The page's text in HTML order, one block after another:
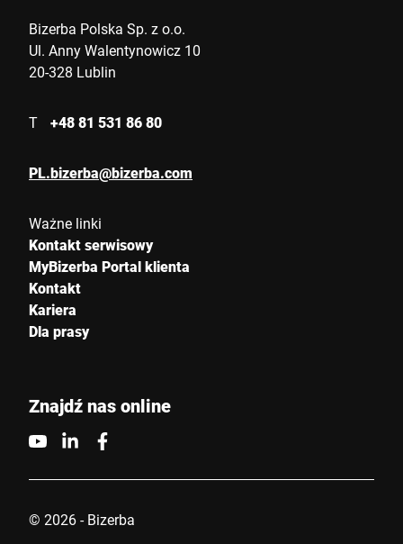
Bizerba Polska Sp. z o.o.
Ul. Anny Walentynowicz 10
20-328 Lublin
T +48 81 531 86 80
PL.bizerba@bizerba.com
Ważne linki
Kontakt serwisowy
MyBizerba Portal klienta
Kontakt
Kariera
Dla prasy
Znajdź nas online
© 2026 - Bizerba